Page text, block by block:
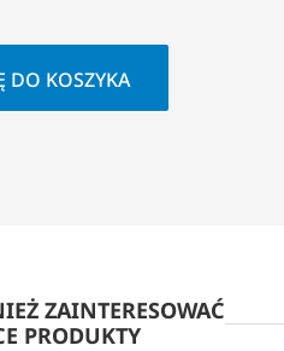
DO KOSZYKA
ZAINTERESOWAĆ
PRODUKTY